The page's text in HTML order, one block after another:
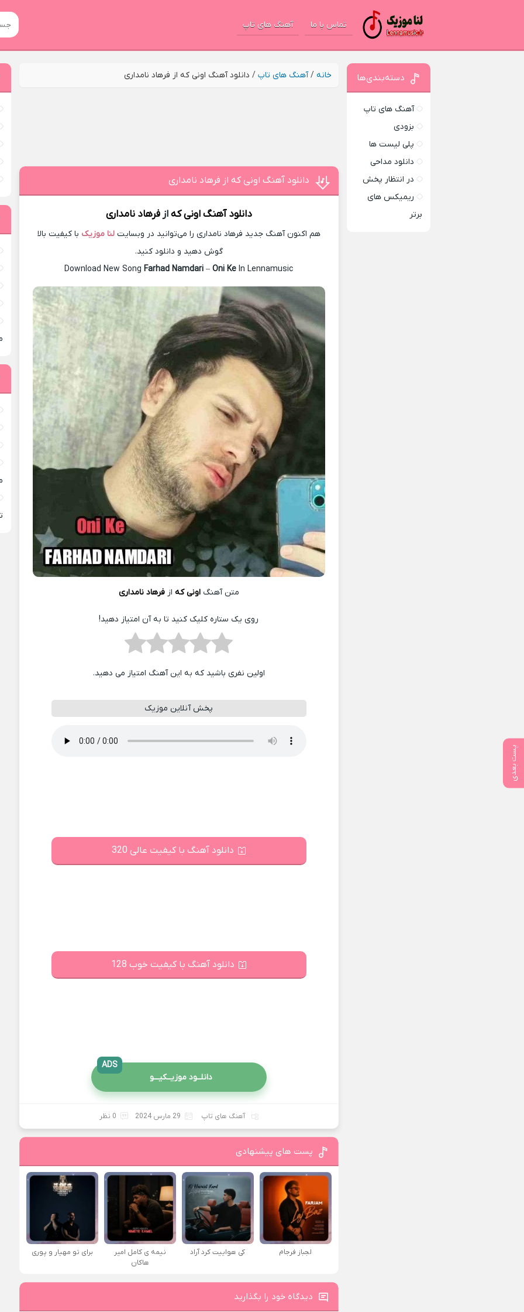
تماس با ما آهنگ های تاپ
خانه /آهنگ های تاپ / دانلود آهنگ اونی که از فرهاد نامداری
پست بعدی
دانلود آهنگ اونی که از فرهاد نامداری
دانلود آهنگاونی کهازفرهاد نامداری
هم اکنون آهنگ جدید فرهاد نامداری را می‌توانید در وبسایتلنا موزیک با کیفیت بالا
گوش دهید و دانلود کنید.
Download New SongFarhad Namdari –Oni Ke In Lennamusic
متن آهنگاونی که ازفرهاد نامداری
روی یک ستاره کلیک کنید تا به آن امتیاز دهید!
اولین نفری باشید که به این آهنگ امتیاز می دهید.
پخش آنلاین موزیک
دانلود آهنگ با کیفیت عالی 320
دانلود آهنگ با کیفیت خوب 128
دانلــود موزیــکیـــو
ADS
آهنگ های تاپ 29 مارس 2024 0 نظر
پست های پیشنهادی
لجباز فرجام کی هواییت کرد آراد
نیمه ی کامل امیر
هاکان
برای تو مهیار و پوری
دیدگاه خود را بگذارید
دسته‌بندی‌ها
آهنگ های تاپ
بزودی
پلی لیست ها
دانلود مداحی
در انتظار پخش
ریمیکس های
برتر